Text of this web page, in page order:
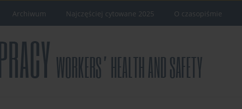
Archiwum Najczęściej cytowane 2025 O czasopiśmie